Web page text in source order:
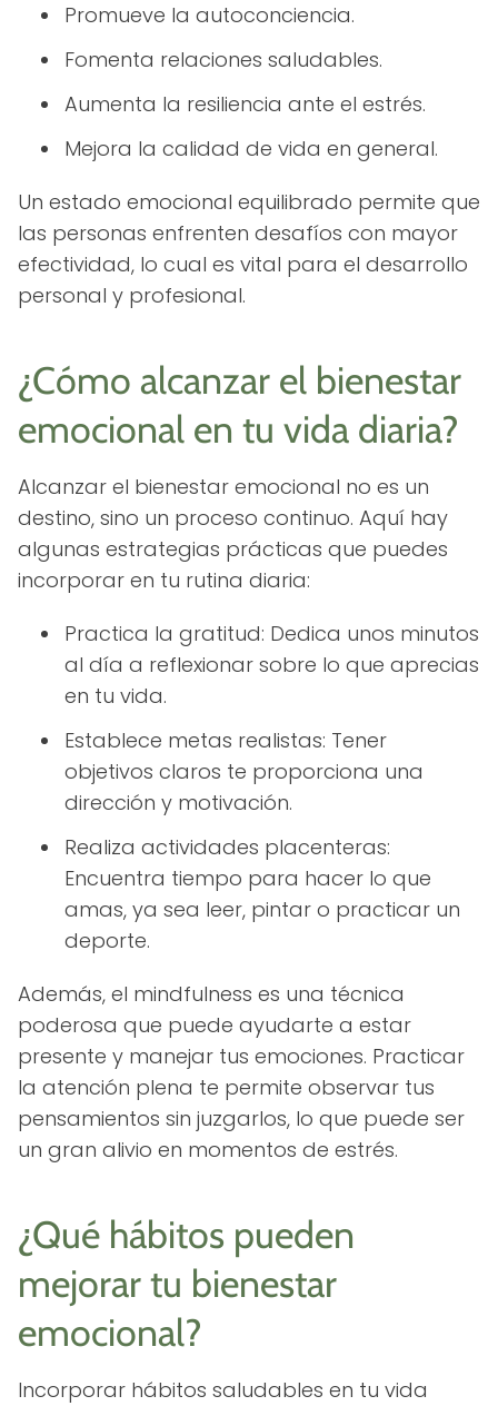
Promueve la autoconciencia.
Fomenta relaciones saludables.
Aumenta la resiliencia ante el estrés.
Mejora la calidad de vida en general.
Un estado emocional equilibrado permite que
las personas enfrenten desafíos con mayor
efectividad, lo cual es vital para el desarrollo
personal y profesional.
¿Cómo alcanzar el bienestar
emocional en tu vida diaria?
Alcanzar el bienestar emocional no es un
destino, sino un proceso continuo. Aquí hay
algunas estrategias prácticas que puedes
incorporar en tu rutina diaria:
Practica la gratitud: Dedica unos minutos
al día a reflexionar sobre lo que aprecias
en tu vida.
Establece metas realistas: Tener
objetivos claros te proporciona una
dirección y motivación.
Realiza actividades placenteras:
Encuentra tiempo para hacer lo que
amas, ya sea leer, pintar o practicar un
deporte.
Además, el mindfulness es una técnica
poderosa que puede ayudarte a estar
presente y manejar tus emociones. Practicar
la atención plena te permite observar tus
pensamientos sin juzgarlos, lo que puede ser
un gran alivio en momentos de estrés.
¿Qué hábitos pueden
mejorar tu bienestar
emocional?
Incorporar hábitos saludables en tu vida